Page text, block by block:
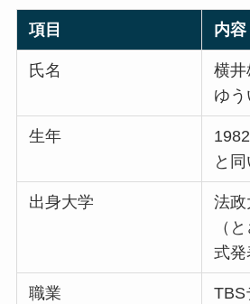
項目 内容
氏名
横井
ゆう
生年
と同
出身大学
法政
（
式発
職業
TBS